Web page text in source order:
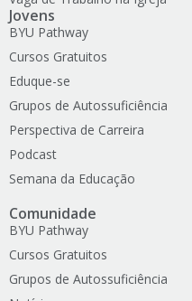
Jovens
BYU Pathway
Cursos Gratuitos
Eduque-se
Grupos de Autossuficiência
Perspectiva de Carreira
Podcast
Semana da Educação
Comunidade
BYU Pathway
Cursos Gratuitos
Grupos de Autossuficiência